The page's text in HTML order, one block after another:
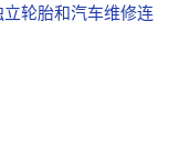
轮胎和汽车维修连